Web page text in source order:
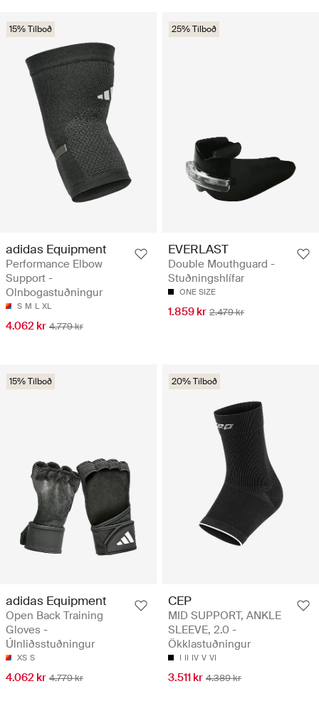
15% Tilboð
adidas Equipment
Performance Elbow
Support -
Olnbogastuðningur
S M L XL
4.062 kr 4.779 kr
25% Tilboð
EVERLAST
Double Mouthguard -
Stuðningshlífar
ONE SIZE
1.859 kr 2.479 kr
15% Tilboð
adidas Equipment
Open Back Training
Gloves -
Úlnliðsstuðningur
XS S
4.062 kr 4.779 kr
20% Tilboð
CEP
MID SUPPORT, ANKLE
SLEEVE, 2.0 -
Ökklastuðningur
I II IV V VI
3.511 kr 4.389 kr